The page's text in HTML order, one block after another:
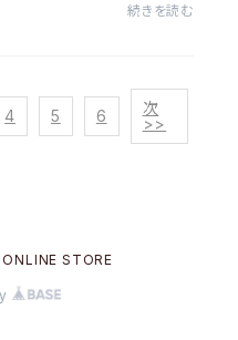
続きを読む
4 5 6
次
>>
STORE